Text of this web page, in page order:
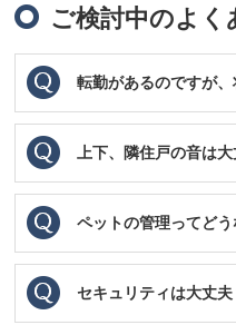
ご検討中のよく
転勤があるのですが
上下、隣住戸の音は大
ペットの管理ってどう
セキュリティは大丈夫